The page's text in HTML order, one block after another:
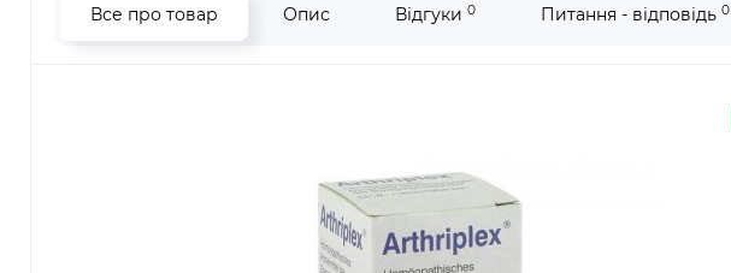
Все про товар Опис Відгуки 0 Питання - відповідь 0